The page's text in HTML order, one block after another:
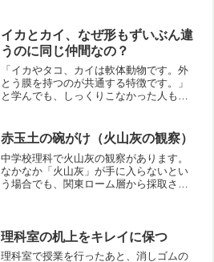
ンポポ。それぞれ別々の種です。実はそ
の区別はとても難しいのです...
イカとカイ、なぜ形もずいぶん違
うのに同じ仲間なの？
「イカやタコ、カイは軟体動物です。外
とう膜を持つのが共通する特徴です。」
と学んでも、しっくりこなかった人もい
カイでは違うなかまのような気がしませ
んか。中学校で学ぶ生物のな...
赤玉土の碗がけ（火山灰の観察）
中学校理科で火山灰の観察があります。
なかなか「火山灰」が手に入らないとい
う場合でも、関東ローム層から採取され
いくといいです。写真６枚...
理科室の机上をキレイに保つ
理科室で授業を行ったあと、消しゴムの